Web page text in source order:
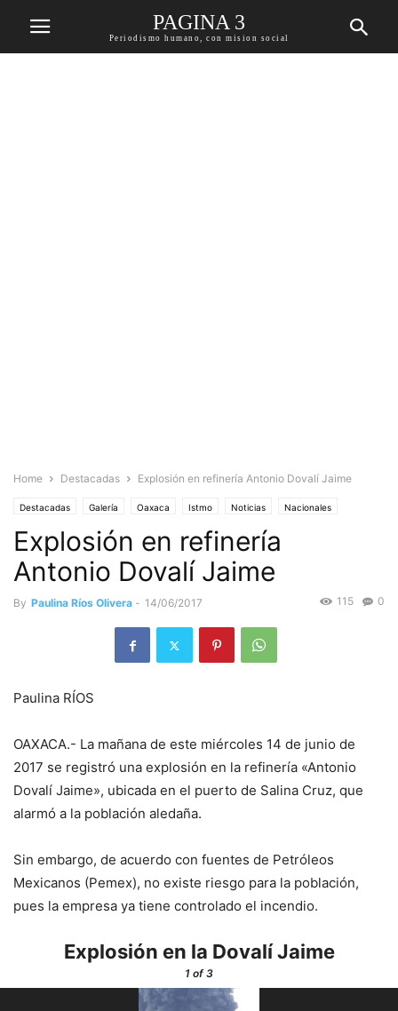
PAGINA 3
Periodismo humano, con mision social
Home Destacadas Explosión en refinería Antonio Dovalí Jaime
Destacadas Galería Oaxaca Istmo Noticias Nacionales
Sociedad
Explosión en refinería
Antonio Dovalí Jaime
By Paulina Ríos Olivera - 14/06/2017 0
115
Paulina RÍOS
OAXACA.- La mañana de este miércoles 14 de junio de
2017 se registró una explosión en la refinería «Antonio
Dovalí Jaime», ubicada en el puerto de Salina Cruz, que
alarmó a la población aledaña.
Sin embargo, de acuerdo con fuentes de Petróleos
Mexicanos (Pemex), no existe riesgo para la población,
pues la empresa ya tiene controlado el incendio.
Explosión en la Dovalí Jaime
1 of 3